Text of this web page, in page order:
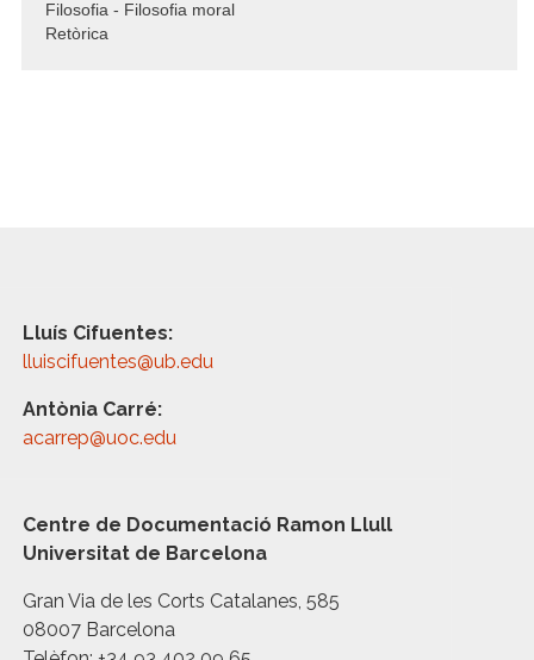
Filosofia - Filosofia moral
Retòrica
Lluís Cifuentes:
lluiscifuentes@ub.edu
Antònia Carré:
acarrep@uoc.edu
Centre de Documentació Ramon Llull
Universitat de Barcelona
Gran Via de les Corts Catalanes, 585
08007 Barcelona